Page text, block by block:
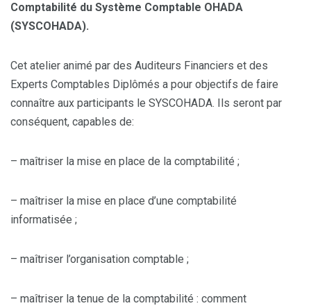
Comptabilité du Système Comptable OHADA
(SYSCOHADA).
Cet atelier animé par des Auditeurs Financiers et des
Experts Comptables Diplômés a pour objectifs de faire
connaître aux participants le SYSCOHADA. Ils seront par
conséquent, capables de:
– maîtriser la mise en place de la comptabilité ;
– maîtriser la mise en place d’une comptabilité
informatisée ;
– maîtriser l’organisation comptable ;
– maîtriser la tenue de la comptabilité : comment